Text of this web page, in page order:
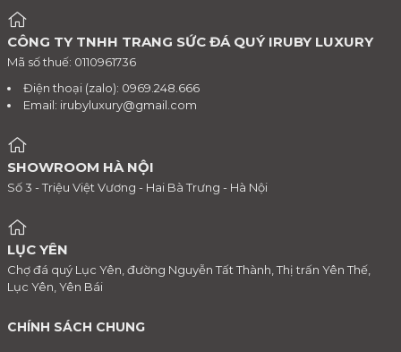
CÔNG TY TNHH TRANG SỨC ĐÁ QUÝ IRUBY LUXURY
Mã số thuế: 0110961736
Điện thoại (zalo): 0969.248.666
Email: irubyluxury@gmail.com
SHOWROOM HÀ NỘI
Số 3 - Triệu Việt Vương - Hai Bà Trưng - Hà Nội
LỤC YÊN
Chợ đá quý Lục Yên, đường Nguyễn Tất Thành, Thị trấn Yên Thế,
Lục Yên, Yên Bái
CHÍNH SÁCH CHUNG